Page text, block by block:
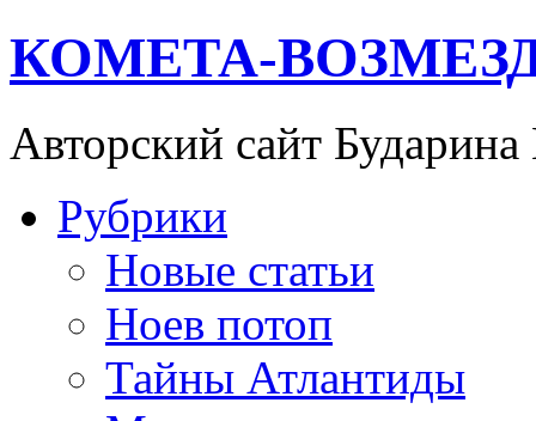
КОМЕТА-
Авторский сайт
Рубрики
Новые статьи
Ноев потоп
Тайны Атлантиды